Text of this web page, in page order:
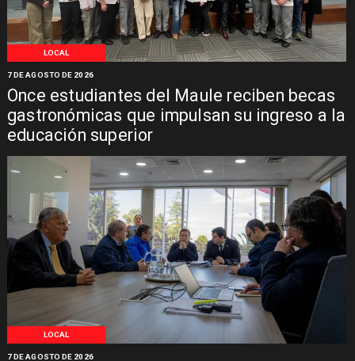
LOCAL
Once estudiantes del Maule reciben becas
gastronómicas que impulsan su ingreso a la
educación superior
7 DE AGOSTO DE 2026
LOCAL
7 DE AGOSTO DE 2026